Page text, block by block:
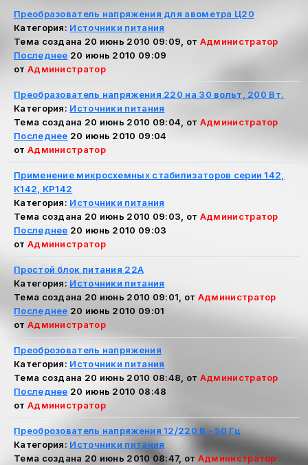
Преобразователь напряжения для авометра Ц20
Категория: Источники питания
Тема создана 20 июнь 2010 09:09, от Администратор
Последнее 20 июнь 2010 09:09
от Администратор
Преобразователь напряжения 220 на 30 вольт, 200 Вт.
Категория: Источники питания
Тема создана 20 июнь 2010 09:04, от Администратор
Последнее 20 июнь 2010 09:04
от Администратор
Применение микросхемных стабилизаторов серии 142,
К142, КР142
Категория: Источники питания
Тема создана 20 июнь 2010 09:03, от Администратор
Последнее 20 июнь 2010 09:03
от Администратор
Простой блок питания 22А
Категория: Источники питания
Тема создана 20 июнь 2010 09:01, от Администратор
Последнее 20 июнь 2010 09:01
от Администратор
Преоброзователь напряжения
Категория: Источники питания
Тема создана 20 июнь 2010 08:48, от Администратор
Последнее 20 июнь 2010 08:48
от Администратор
Преоброзователь напряжения 12/220 В - 50 Гц
Категория: Источники питания
Тема создана 20 июнь 2010 08:47, от Администратор